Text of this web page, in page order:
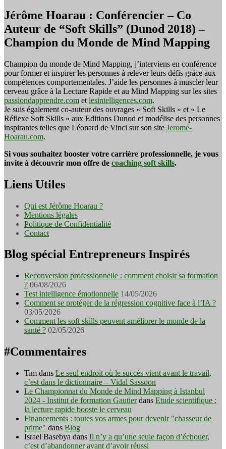
Jérôme Hoarau : Conférencier – Co
Auteur de “Soft Skills” (Dunod 2018) –
Champion du Monde de Mind Mapping
Champion du monde de Mind Mapping, j’interviens en conférence
pour former et inspirer les personnes à relever leurs défis grâce aux
compétences comportementales. J’aide les personnes à muscler leur
cerveau grâce à la Lecture Rapide et au Mind Mapping sur les sites
passiondapprendre.com et lesintelligences.com.
Je suis également co-auteur des ouvrages « Soft Skills » et « Le
Réflexe Soft Skills » aux Editions Dunod et modélise des personnes
inspirantes telles que Léonard de Vinci sur son site Jerome-
Hoarau.com.
Si vous souhaitez booster votre carrière professionnelle, je vous
invite à découvrir mon offre de coaching soft skills.
Liens Utiles
Qui est Jérôme Hoarau ?
Mentions légales
Politique de Confidentialité
Contact
Blog spécial Entrepreneurs Inspirés
Reconversion professionnelle : comment choisir sa formation
? 06/08/2026
Test intelligence émotionnelle 14/05/2026
Comment se protéger de la régression cognitive face à l’IA ?
03/05/2026
Comment les soft skills peuvent améliorer le monde de la
santé ? 02/05/2026
#Commentaires
Tim dans Le seul endroit où le succès vient avant le travail,
c’est dans le dictionnaire – Vidal Sassoon
Le Championnat du Monde de Mind Mapping à Istanbul
2024 - Institut de formation Gautierdans Etude scientifique :
la lecture rapide booste le cerveau
Financements : toutes vos armes pour devenir "chasseur de
prime" dans Blog
Israel Basebya dans Il n’y a qu’une seule façon d’échouer,
c’est d’abandonner avant d’avoir réussi